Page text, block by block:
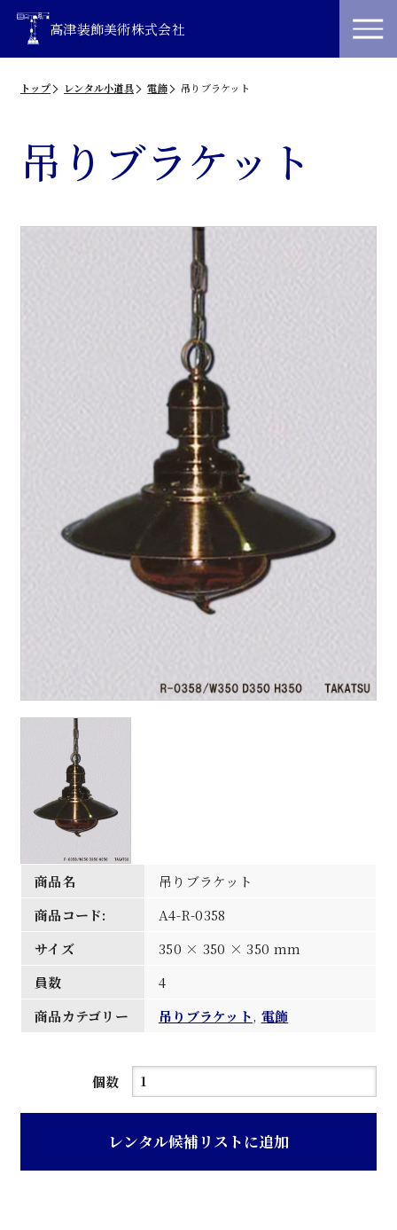
高津装飾美術株式会社
トップ レンタル小道具 電飾 吊りブラケット
吊りブラケット
商品名
吊りブラケット
商品コード:
A4-R-0358
サイズ
350 × 350 × 350 mm
員数
4
商品カテゴリー
吊りブラケット, 電飾
個数
吊
ラ
レンタル候補リストに追加